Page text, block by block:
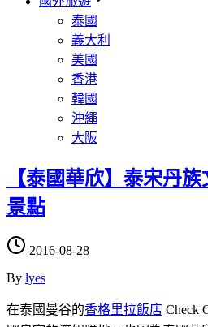
泰國
義大利
美國
香港
韓國
沖繩
大阪
【泰國華欣】泰宋丹
景點
2016-08-28
By lyes
在泰國曼谷的香格里拉飯店 Check